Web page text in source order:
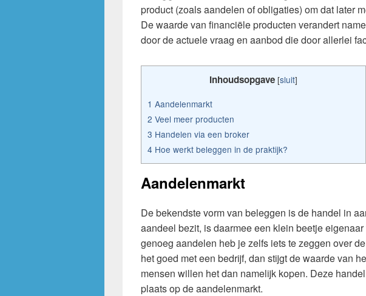
product (zoals aandelen of obligaties) om dat later
De waarde van financiële producten verandert
door de actuele vraag en aanbod die door allerlei
Inhoudsopgave [sluit]
1 Aandelenmarkt
2 Veel meer producten
3 Handelen via een broker
4 Hoe werkt beleggen in de praktijk?
Aandelenmarkt
De bekendste vorm van beleggen is de handel in
aandeel bezit, is daarmee een klein beetje
genoeg aandelen heb je zelfs iets te zeggen over
het goed met een bedrijf, dan stijgt de waarde van
mensen willen het dan namelijk kopen. Deze
plaats op de aandelenmarkt.